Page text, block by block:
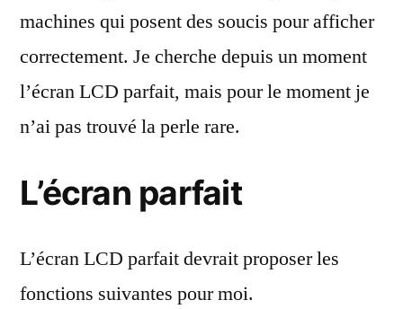
machines qui posent des soucis pour afficher
correctement. Je cherche depuis un moment
l’écran LCD parfait, mais pour le moment je
n’ai pas trouvé la perle rare.
L’écran parfait
L’écran LCD parfait devrait proposer les
fonctions suivantes pour moi.